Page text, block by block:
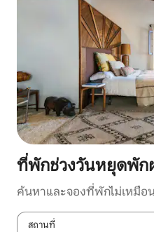
ที่พักช่วงวันหยุดพัก
ค้นหาและจองที่พักไม่เหมือน
สถานที่